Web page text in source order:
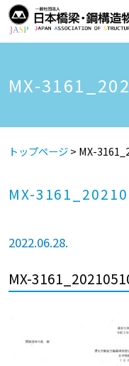
MX-
トップページ> MX-
MX-
2022.06.28.
MX-